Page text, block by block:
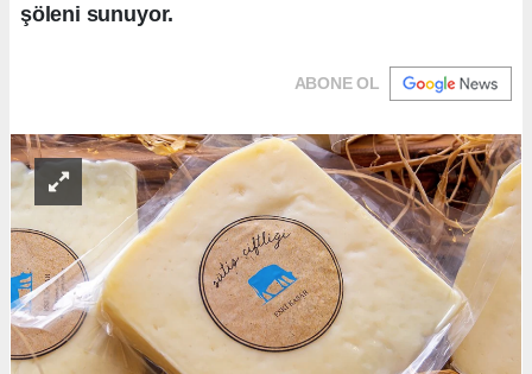
şöleni sunuyor.
ABONE OL